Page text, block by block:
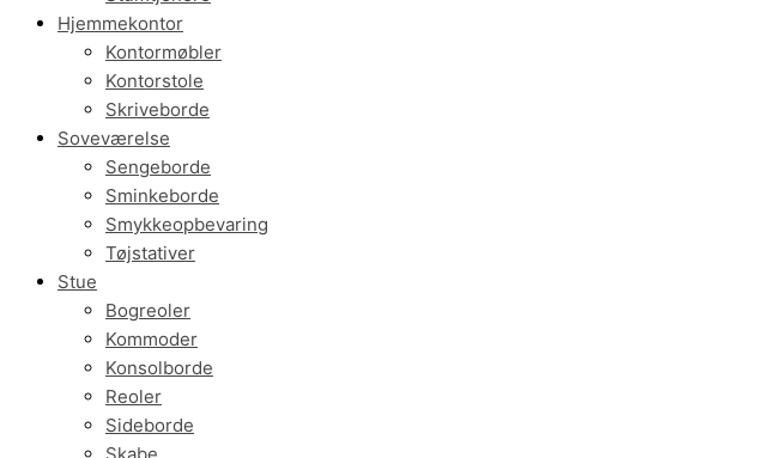
Hjemmekontor
Kontormøbler
Kontorstole
Skriveborde
Soveværelse
Sengeborde
Sminkeborde
Smykkeopbevaring
Tøjstativer
Stue
Bogreoler
Kommoder
Konsolborde
Reoler
Sideborde